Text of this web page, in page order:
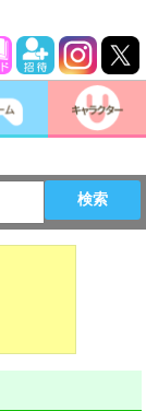
検索